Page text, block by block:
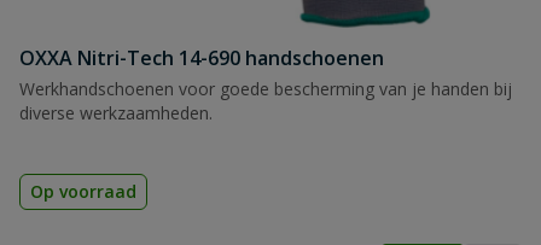
OXXA Nitri-Tech 14-690 handschoenen
Werkhandschoenen voor goede bescherming van je handen bij
diverse werkzaamheden.
Op voorraad